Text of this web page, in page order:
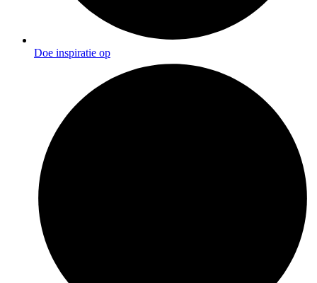
Doe inspiratie op